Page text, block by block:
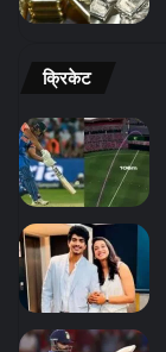
क्रिकेट